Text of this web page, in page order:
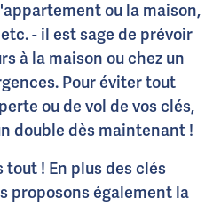
ou la maison,
- il est sage de prévoir
à la maison ou chez un
Pour éviter tout
ou de vol de vos clés,
double dès maintenant !
tout ! En plus des clés
proposons également la